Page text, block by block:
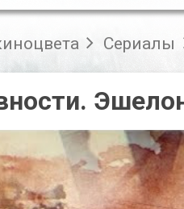
Сериалы